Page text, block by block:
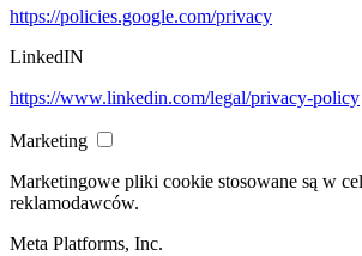
https://policies.google.com/privacy
LinkedIN
https://www.linkedin.com/legal/privacy-policy
Marketing
Marketingowe pliki cookie stosowane są w
reklamodawców.
Meta Platforms, Inc.